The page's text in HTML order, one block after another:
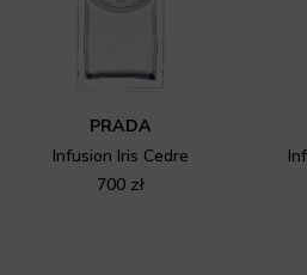
PRADA
Infusion Iris Cedre
700 zł